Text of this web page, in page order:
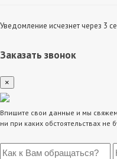
Уведомление исчезнет через 3
Заказать звонок
×
Впишите свои данные и мы
ни при каких обстоятельствах не